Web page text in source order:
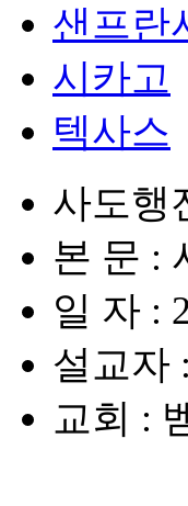
샌프란
시카고
텍사스
사도행
본 문 :
일 자 :
설교자
교회 :